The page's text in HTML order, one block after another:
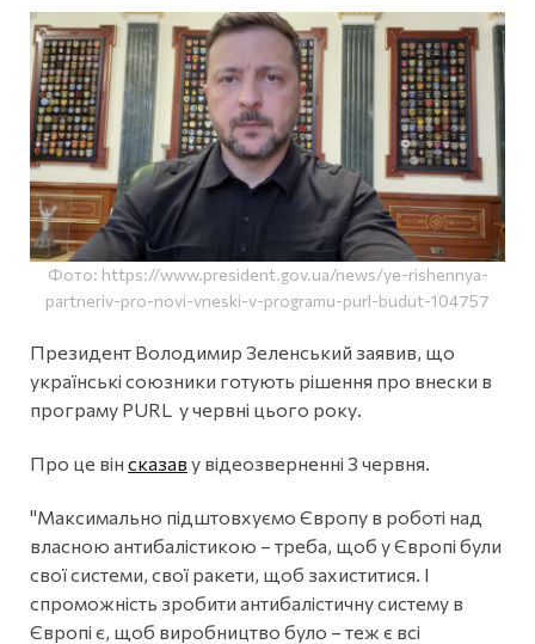
Фото: https://www.president.gov.ua/news/ye-rishennya-
partneriv-pro-novi-vneski-v-programu-purl-budut-104757
Президент Володимир Зеленський заявив, що
українські союзники готують рішення про внески в
програму PURL у червні цього року.
Про це він сказав у відеозверненні 3 червня.
"Максимально підштовхуємо Європу в роботі над
власною антибалістикою – треба, щоб у Європі були
свої системи, свої ракети, щоб захиститися. І
спроможність зробити антибалістичну систему в
Європі є, щоб виробництво було – теж є всі